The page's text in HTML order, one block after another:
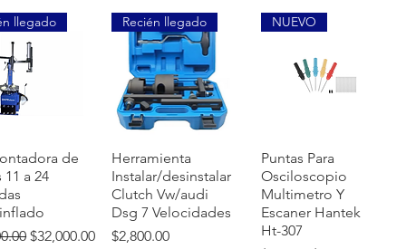
rápida
llegado
de
11 a 24
Precio de oferta
$32,000.00
Vista rápida
Recién llegado
Herramienta
Instalar/desinstalar
Clutch Vw/audi
Dsg 7 Velocidades
Precio
$2,800.00
Vista rápida
NUEVO
Puntas Para
Osciloscopio
Multimetro Y
Escaner Hantek
Ht-307